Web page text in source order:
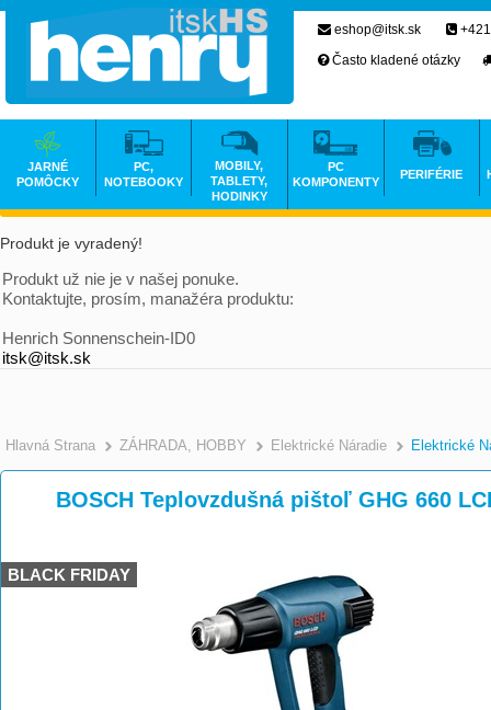
Produkt je vyradený!
Produkt už nie je v našej ponuke.
Kontaktujte, prosím, manažéra produktu:
Henrich Sonnenschein-ID0
itsk@itsk.sk
Hlavná Strana >
ZÁHRADA, HOBBY >
Elektrické Náradie Elektrické
BOSCH Teplovzdušná pištoľ GHG 660
BLACK FRIDAY
eshop@itsk.sk
Často kladené otázky
JARNÉ
POMÔCKY
PC,
NOTEBOOKY
MOBILY,
TABLETY,
HODINKY
PC
KOMPONENTY
PERIFÉRIE